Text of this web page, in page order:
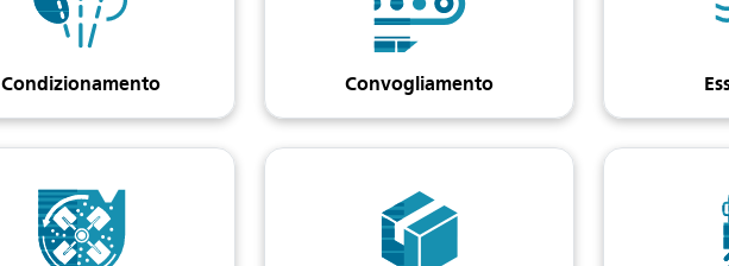
Condizionamento Convogliamento